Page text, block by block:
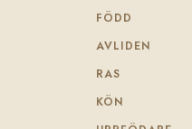
FÖDD
AVLIDEN
RAS
KÖN